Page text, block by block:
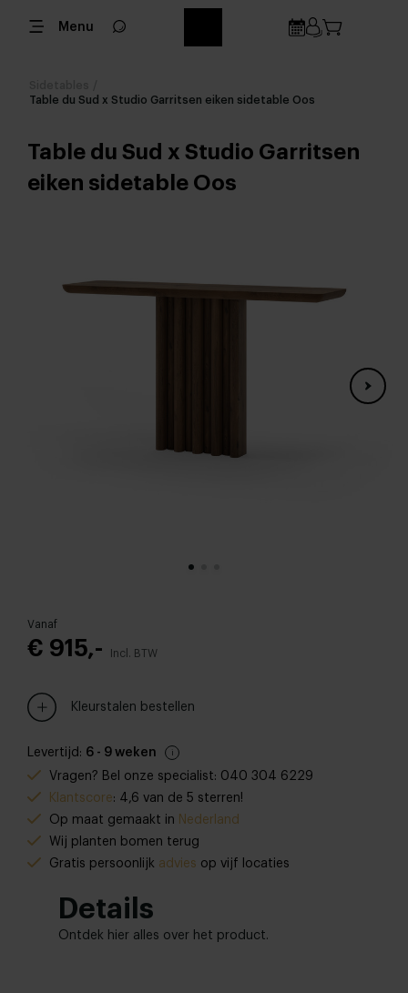
Menu
Table du Sud x Studio Garritsen eiken sidetable Oos
Table du Sud x Studio Garritsen
eiken sidetable Oos
Vanaf
€ 915,- Incl. BTW
Kleurstalen bestellen
Levertijd: 6 - 9 weken
Vragen? Bel onze specialist: 040 304 6229
Klantscore: 4,6 van de 5 sterren!
Op maat gemaakt in Nederland
Wij planten bomen terug
Gratis persoonlijk advies op vijf locaties
Details
Ontdek hier alles over het product.